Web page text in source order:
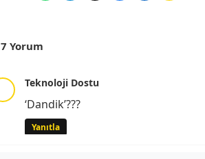
7 Yorum
Teknoloji Dostu
‘Dandik’???
Yanıtla